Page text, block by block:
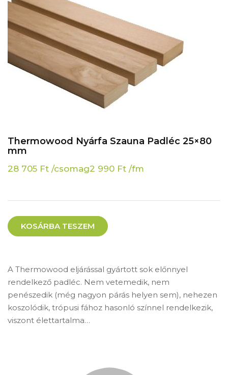
Thermowood Nyárfa Szauna Padléc 25×80
mm
2 990 Ft /fm
28 705 Ft /csomag
KOSÁRBA TESZEM
A Thermowood eljárással gyártott sok előnnyel
rendelkező padléc. Nem vetemedik, nem
penészedik (még nagyon párás helyen sem), nehezen
koszolódik, trópusi fához hasonló színnel rendelkezik,
viszont élettartalma…